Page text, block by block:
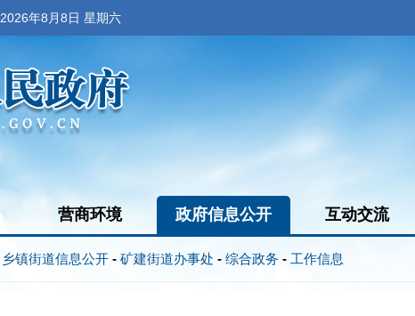
2026年8月8日 星期六
营商环境 政府信息公开 互动交流
乡镇街道信息公开 - 矿建街道办事处 - 综合政务 - 工作信息